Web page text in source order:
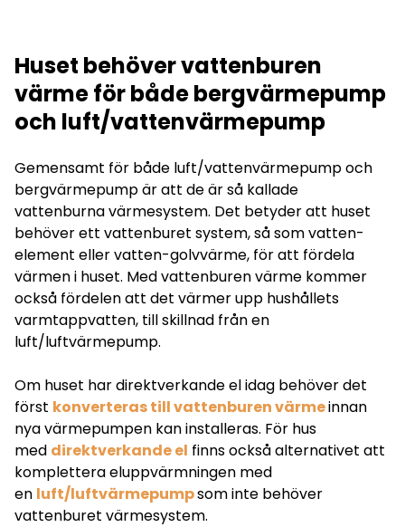
Huset behöver vattenburen
värme för både bergvärmepump
och luft/vattenvärmepump
Gemensamt för både luft/vattenvärmepump och
bergvärmepump är att de är så kallade
vattenburna värmesystem. Det betyder att huset
behöver ett vattenburet system, så som vatten-
element eller vatten-golvvärme, för att fördela
värmen i huset. Med vattenburen värme kommer
också fördelen att det värmer upp hushållets
varmtappvatten, till skillnad från en
luft/luftvärmepump.
Om huset har direktverkande el idag behöver det
först konverteras till vattenburen värmeinnan
nya värmepumpen kan installeras. För hus
med direktverkande el finns också alternativet att
komplettera eluppvärmningen med
en luft/luftvärmepumpsom inte behöver
vattenburet värmesystem.